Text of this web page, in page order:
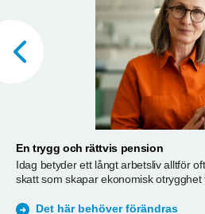
En trygg och rättvis pension
Idag betyder ett långt arbetsliv alltför
skatt som skapar ekonomisk otrygghet
Det här behöver förändras